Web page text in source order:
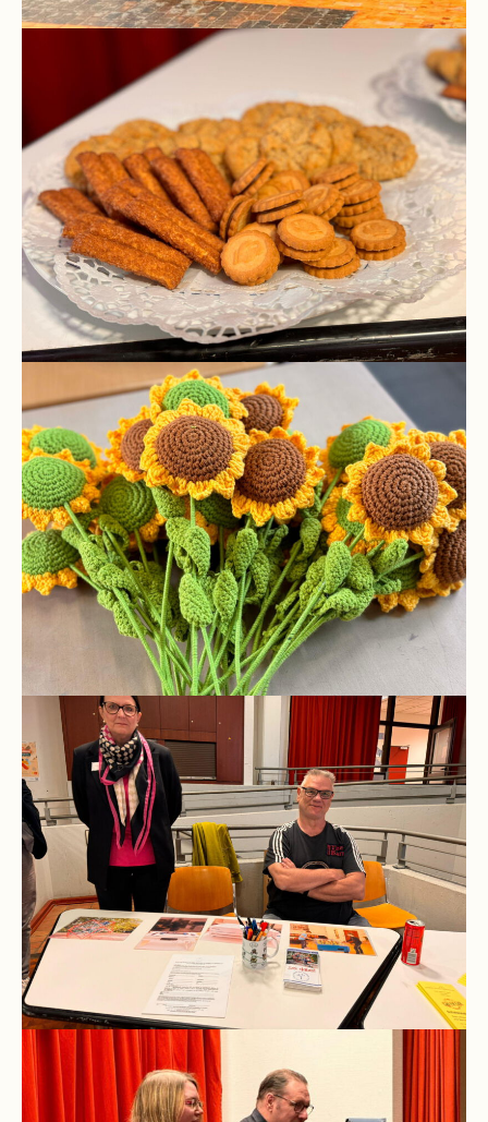
Unterricht
Vertretungsplan
Stundenraster
Realschulbildungsgang
Stufe
5
und
6
Stufe
7
und
8
Stufe
9
Hauptschulbildungsgang
Wahlpflichtunterricht
ab
Kl.
Was
war?
Organisatorisches
Terminplan